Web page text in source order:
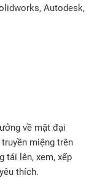
Autodesk,
về mặt đại
miệng trên
tải lên, xem, xếp
thích.